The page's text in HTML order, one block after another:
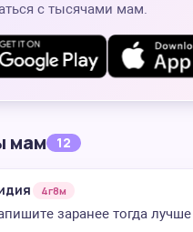
с тысячами мам.
мам 12
4г8м
заранее тогда